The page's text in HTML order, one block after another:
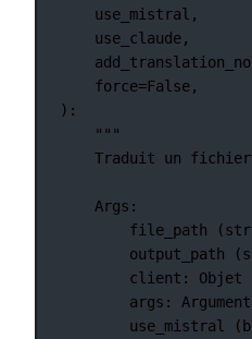
use_mistral,
use_claude,
force=False,
):
"""
Traduit un fichier
Args:
file_path
output_path
client: Objet
args:
use_mistral